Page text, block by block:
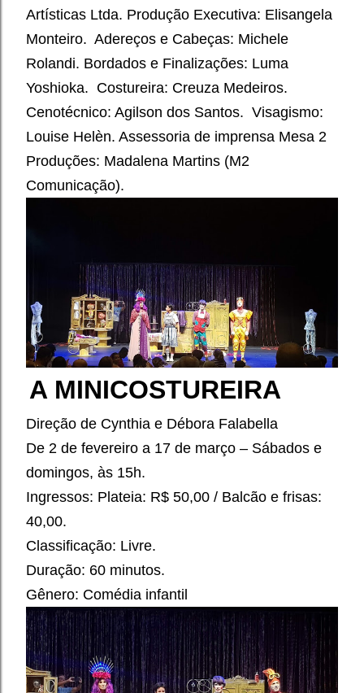
Artísticas Ltda. Produção Executiva: Elisangela
Monteiro. Adereços e Cabeças: Michele
Rolandi. Bordados e Finalizações: Luma
Yoshioka. Costureira: Creuza Medeiros.
Cenotécnico: Agilson dos Santos. Visagismo:
Louise Helèn. Assessoria de imprensa Mesa 2
Produções: Madalena Martins (M2
Comunicação).
A MINICOSTUREIRA
Direção de Cynthia e Débora Falabella
De 2 de fevereiro a 17 de março – Sábados e
domingos, às 15h.
Ingressos: Plateia: R$ 50,00 / Balcão e frisas:
40,00.
Classificação: Livre.
Duração: 60 minutos.
Gênero: Comédia infantil